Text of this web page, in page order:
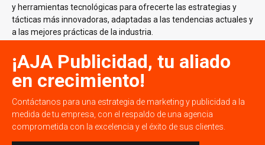
y herramientas tecnológicas para ofrecerte las estrategias y
tácticas más innovadoras, adaptadas a las tendencias actuales y
a las mejores prácticas de la industria.
¡AJA Publicidad, tu aliado
en crecimiento!
Contáctanos para una estrategia de marketing y publicidad a la
medida de tu empresa, con el respaldo de una agencia
comprometida con la excelencia y el éxito de sus clientes.